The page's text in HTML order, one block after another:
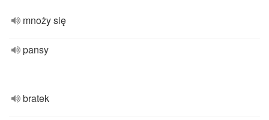
mnoży się
pansy
bratek